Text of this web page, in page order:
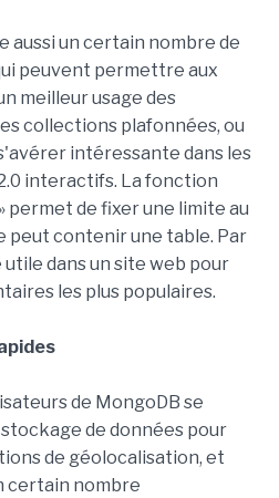
aussi un certain nombre de
peuvent permettre aux
meilleur usage des
collections plafonnées, ou
intéressante dans les
interactifs. La fonction
permet de fixer une limite au
peut contenir une table. Par
dans un site web pour
les plus populaires.
de MongoDB se
de données pour
de géolocalisation, et
certain nombre